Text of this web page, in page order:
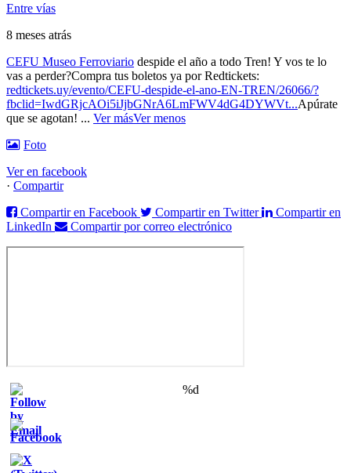
Entre vías
8 meses atrás
CEFU Museo Ferroviario despide el año a todo Tren! Y vos te lo
vas a perder?Compra tus boletos ya por Redtickets:
redtickets.uy/evento/CEFU-despide-el-ano-EN-TREN/26066/?
fbclid=IwdGRjcAOi5iJjbGNrA6LmFWV4dG4DYWVt...Apúrate
que se agotan! ... Ver másVer menos
Foto
Ver en facebook
· Compartir
Compartir en Facebook
Compartir en Twitter
Compartir en
LinkedIn
Compartir por correo electrónico
%d